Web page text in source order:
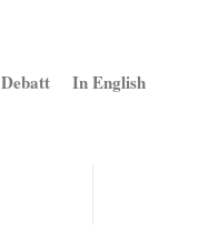
Debatt In English